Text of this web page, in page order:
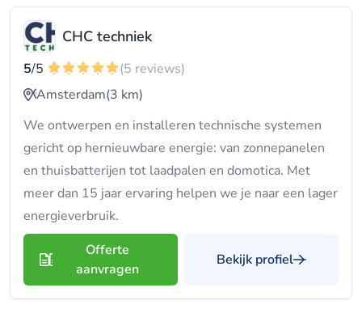
CHC techniek
5/5
(5 reviews)
Amsterdam(3 km)
We ontwerpen en installeren technische systemen
gericht op hernieuwbare energie: van zonnepanelen
en thuisbatterijen tot laadpalen en domotica. Met
meer dan 15 jaar ervaring helpen we je naar een lager
energieverbruik.
Offerte
aanvragen
Bekijk profiel